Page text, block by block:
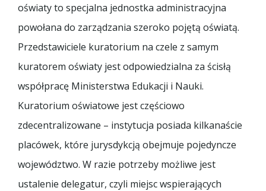
oświaty to specjalna jednostka administracyjna
powołana do zarządzania szeroko pojętą oświatą.
Przedstawiciele kuratorium na czele z samym
kuratorem oświaty jest odpowiedzialna za ścisłą
współpracę Ministerstwa Edukacji i Nauki.
Kuratorium oświatowe jest częściowo
zdecentralizowane – instytucja posiada kilkanaście
placówek, które jurysdykcją obejmuje pojedyncze
województwo. W razie potrzeby możliwe jest
ustalenie delegatur, czyli miejsc wspierających